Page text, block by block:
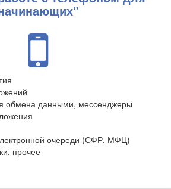
обмена данными, мессенджеры
очереди (СФР, МФЦ)
прочее